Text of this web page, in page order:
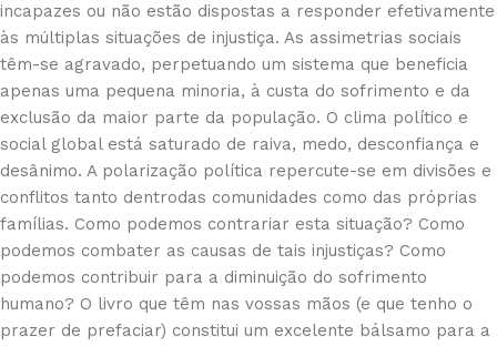
incapazes ou não estão dispostas a responder efetivamente
às múltiplas situações de injustiça. As assimetrias sociais
têm-se agravado, perpetuando um sistema que beneficia
apenas uma pequena minoria, à custa do sofrimento e da
exclusão da maior parte da população. O clima político e
social global está saturado de raiva, medo, desconfiança e
desânimo. A polarização política repercute-se em divisões e
conflitos tanto dentrodas comunidades como das próprias
famílias. Como podemos contrariar esta situação? Como
podemos combater as causas de tais injustiças? Como
podemos contribuir para a diminuição do sofrimento
humano? O livro que têm nas vossas mãos (e que tenho o
prazer de prefaciar) constitui um excelente bálsamo para a